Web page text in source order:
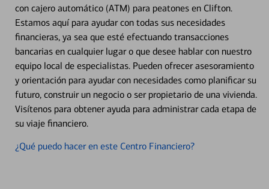
con cajero automático (ATM) para peatones en Clifton.
Estamos aquí para ayudar con todas sus necesidades
financieras, ya sea que esté efectuando transacciones
bancarias en cualquier lugar o que desee hablar con nuestro
equipo local de especialistas. Pueden ofrecer asesoramiento
y orientación para ayudar con necesidades como planificar su
futuro, construir un negocio o ser propietario de una vivienda.
Visítenos para obtener ayuda para administrar cada etapa de
su viaje financiero.
¿Qué puedo hacer en este Centro Financiero?